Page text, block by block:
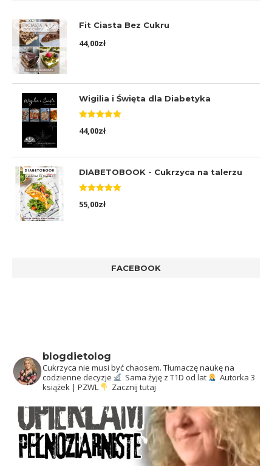
Fit Ciasta Bez Cukru
44,00zł
Wigilia i Święta dla Diabetyka
5.00na 5
44,00zł
DIABETOBOOK - Cukrzyca na talerzu
5.00na 5
55,00zł
FACEBOOK
blogdietolog
Cukrzyca nie musi być chaosem. Tłumaczę naukę na
codzienne decyzje
Sama żyję z T1D od lat
Autorka 3
książek | PZWL
Zacznij tutaj